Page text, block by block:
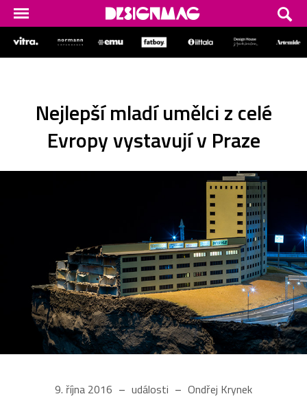
Nejlepší mladí umělci z celé
Evropy vystavují v Praze
9. října 2016 události Ondřej Krynek